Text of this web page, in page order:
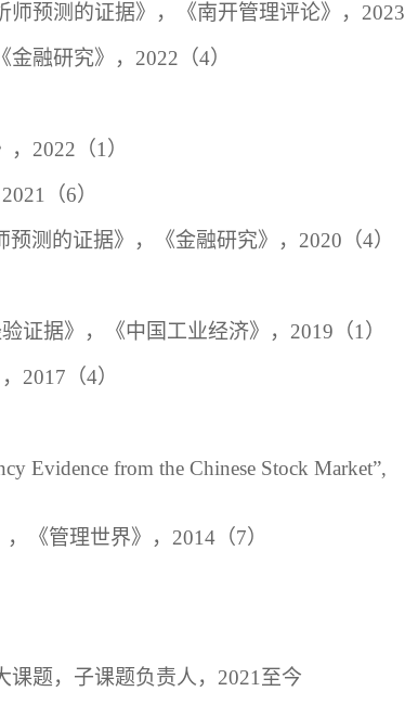
预测的证据》，《南开管理评论》，2023
金融研究》，2022 （4）
2022 （1）
2021 （6）
测的证据》，《金融研究》， 2020 （4）
证据》，《中国工业经济》，2019 （1）
2017 （4）
Evidence from the Chinese Stock Market”,
，《管理世界》， 2014 （7）
课题， 子课题负责人 ， 2021 至今